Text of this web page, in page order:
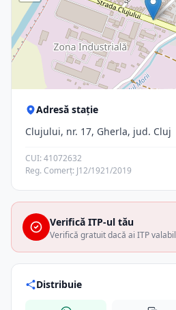
Adresă stație
Clujului, nr. 17, Gherla, jud. Cluj
CUI: 41072632
Reg. Comerț: J12/1921/2019
Verifică ITP-ul tău
Verifică gratuit dacă ai ITP valabil
Distribuie